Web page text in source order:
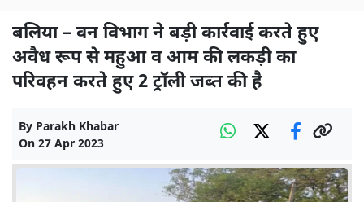
बलिया – वन विभाग ने बड़ी कार्रवाई करते हुए
अवैध रूप से महुआ व आम की लकड़ी का
परिवहन करते हुए 2 ट्रॉली जब्त की है
By Parakh Khabar
On 27 Apr 2023